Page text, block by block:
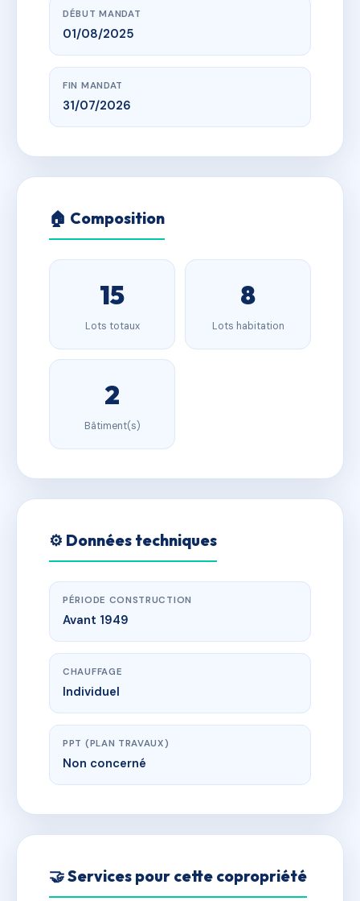
DÉBUT MANDAT
01/08/2025
FIN MANDAT
31/07/2026
🏠 Composition
15
Lots totaux
8
Lots habitation
2
Bâtiment(s)
⚙️ Données techniques
PÉRIODE CONSTRUCTION
Avant 1949
CHAUFFAGE
Individuel
PPT (PLAN TRAVAUX)
Non concerné
🤝 Services pour cette copropriété